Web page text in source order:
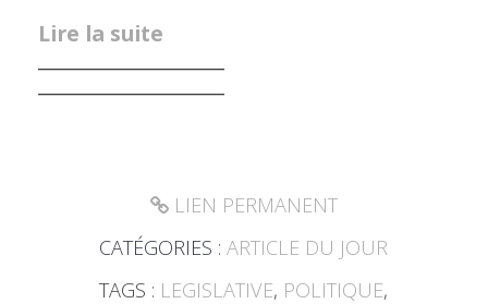
Lire la suite
LIEN PERMANENT
CATÉGORIES :ARTICLE DU JOUR
TAGS : LEGISLATIVE, POLITIQUE,